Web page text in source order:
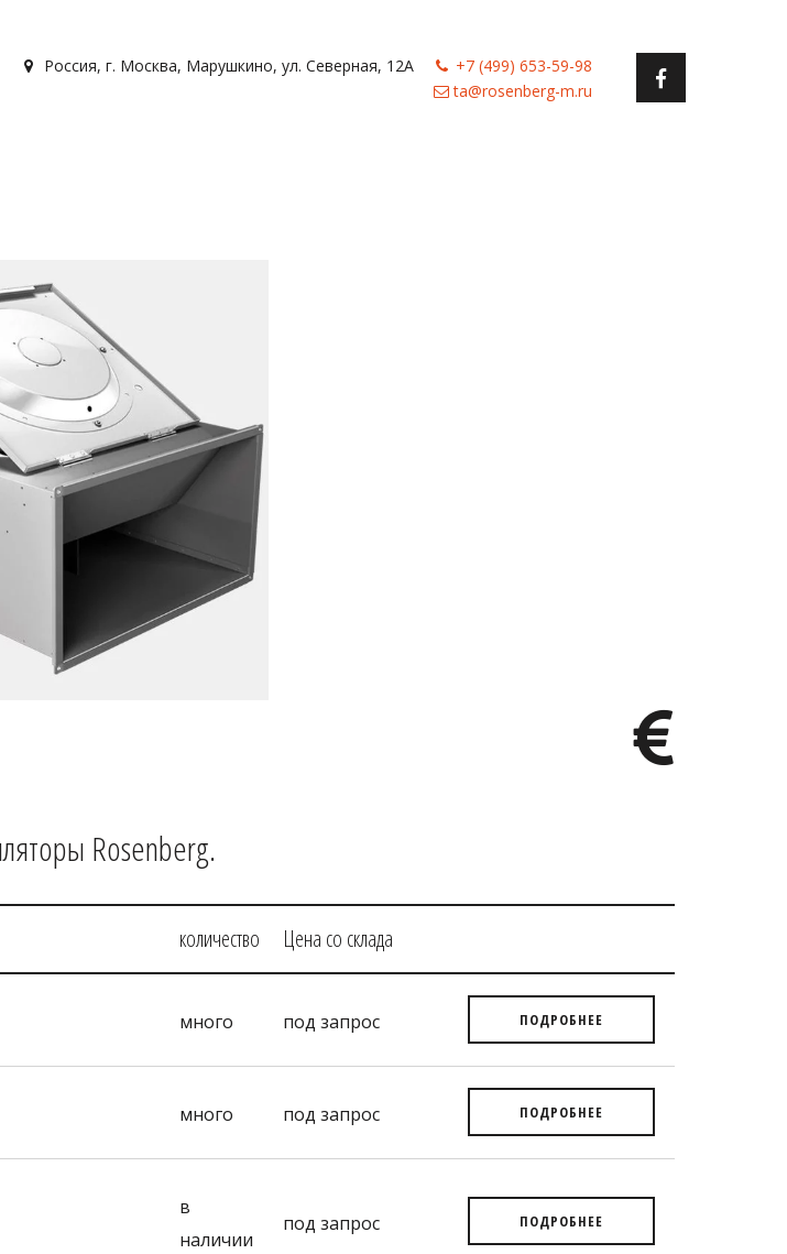
+7 (499) 653-59-98
Россия, г. Москва, Марушкино, ул. Северная, 12А
ta@rosenberg-m.ru
Rosenberg.
количество Цена со склада
много под запрос ПОДРОБНЕЕ
много под запрос ПОДРОБНЕЕ
в
наличии
под запрос ПОДРОБНЕЕ